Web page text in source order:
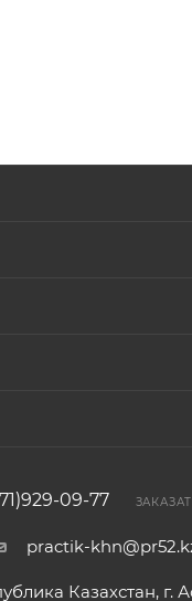
09-77
practik-
Казахстан, г.